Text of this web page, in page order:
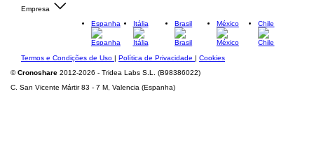
Empresa
Espanha
Itália Brasil México Chile
Termos e Condições de Uso | Política de Privacidade | Cookies
©Cronoshare 2012-2026 - Tridea Labs S.L. (B98386022)
C. San Vicente Mártir 83 - 7 M, Valencia (Espanha)